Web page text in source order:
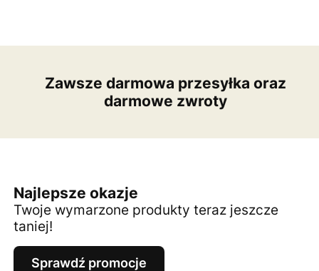
Zawsze darmowa przesyłka oraz
darmowe zwroty
Najlepsze okazje
Twoje wymarzone produkty teraz jeszcze
taniej!
Sprawdź promocje